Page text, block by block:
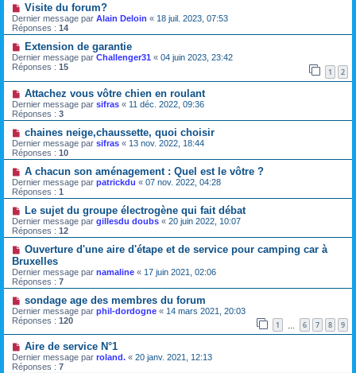
Visite du forum?
Dernier message par Alain Deloin « 18 juil. 2023, 07:53
Réponses : 14
Extension de garantie
Dernier message par Challenger31 « 04 juin 2023, 23:42
Réponses : 15 1 2
Attachez vous vôtre chien en roulant
Dernier message par sifras « 11 déc. 2022, 09:36
Réponses : 3
chaines neige,chaussette, quoi choisir
Dernier message par sifras « 13 nov. 2022, 18:44
Réponses : 10
A chacun son aménagement : Quel est le vôtre ?
Dernier message par patrickdu « 07 nov. 2022, 04:28
Réponses : 1
Le sujet du groupe électrogène qui fait débat
Dernier message par gillesdu doubs « 20 juin 2022, 10:07
Réponses : 12
Ouverture d'une aire d'étape et de service pour camping car à
Bruxelles
Dernier message par namaline « 17 juin 2021, 02:06
Réponses : 7
sondage age des membres du forum
Dernier message par phil-dordogne « 14 mars 2021, 20:03
Réponses : 120 1 6 7 8 9
Aire de service N°1
Dernier message par roland. « 20 janv. 2021, 12:13
Réponses : 7